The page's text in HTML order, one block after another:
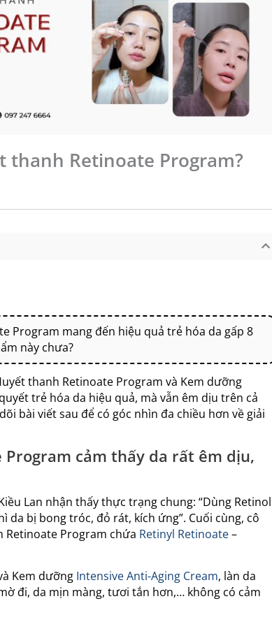
thanh Retinoate Program?
Program mang đến hiệu quả trẻ hóa da gấp 8
này chưa?
thanh Retinoate Program và Kem dưỡng
trẻ hóa da hiệu quả, mà vẫn êm dịu trên cả
bài viết sau để có góc nhìn đa chiều hơn về giải
cảm thấy da rất êm dịu,
Lan nhận thấy thực trạng chung: “Dùng Retinol
bị bong tróc, đỏ rát, kích ứng”. Cuối cùng, cô
Retinoate Program chứa Retinyl Retinoate–
Kem dưỡng Intensive Anti-Aging Cream, làn da
đi, da mịn màng, tươi tắn hơn,… không có cảm